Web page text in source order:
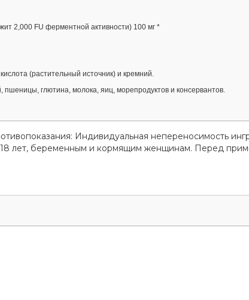
2,000 FU ферментной активности) 100 мг *
(растительный источник) и кремний.
глютина, молока, яиц, морепродуктов и консервантов.
Индивидуальная непереносимость
18 лет, беременным и кормящим женщинам. Перед